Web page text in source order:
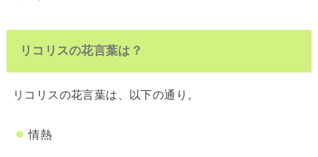
リコリスの花言葉は？
リコリスの花言葉は、以下の通り。
情熱